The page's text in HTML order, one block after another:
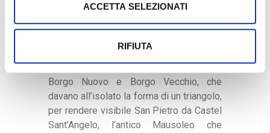
ACCETTA SELEZIONATI
RIFIUTA
una importante serie di interventi tanto
che nel 1937 è completata la
chiamata perché i suoi edifici erano
racchiusi tra due strade convergenti,
Borgo Nuovo e Borgo Vecchio, che
davano all’isolato la forma di un triangolo,
per rendere visibile San Pietro da Castel
Sant’Angelo, l’antico Mausoleo che